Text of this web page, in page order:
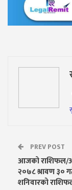
PREV POST
आजको
२०७८ श्रावण ३०
शनिवारकाे